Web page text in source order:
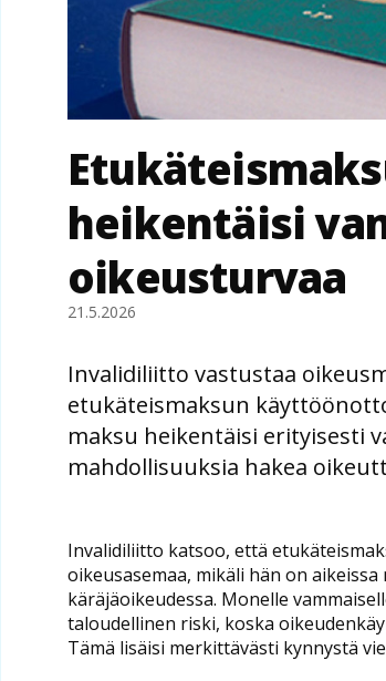
heikentäisi
oikeusturvaa
21.5.2026
Invalidiliitto vastustaa
etukäteismaksun
maksu heikentäisi erityisesti
mahdollisuuksia hakea
Invalidiliitto katsoo, että
oikeusasemaa, mikäli hän on
käräjäoikeudessa. Monelle
taloudellinen riski, koska
Tämä lisäisi merkittävästi kynnystä